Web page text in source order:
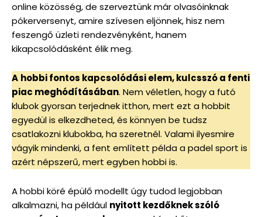
online közösség, de szerveztünk már olvasóinknak
pókerversenyt, amire szívesen eljönnek, hisz nem
feszengő üzleti rendezvényként, hanem
kikapcsolódásként élik meg.
A hobbi fontos kapcsolódási elem, kulcsszó a fenti
piac meghódításában. Nem véletlen, hogy a futó
klubok gyorsan terjednek itthon, mert ezt a hobbit
egyedül is elkezdheted, és könnyen be tudsz
csatlakozni klubokba, ha szeretnél. Valami ilyesmire
vágyik mindenki, a fent említett példa a padel sport is
azért népszerű, mert egyben hobbi is.
A hobbi köré épülő modellt úgy tudod legjobban
alkalmazni, ha például nyitott kezdőknek szóló